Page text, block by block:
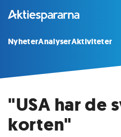
NyheterAnalyserAktiviteter
"USA har de
korten"